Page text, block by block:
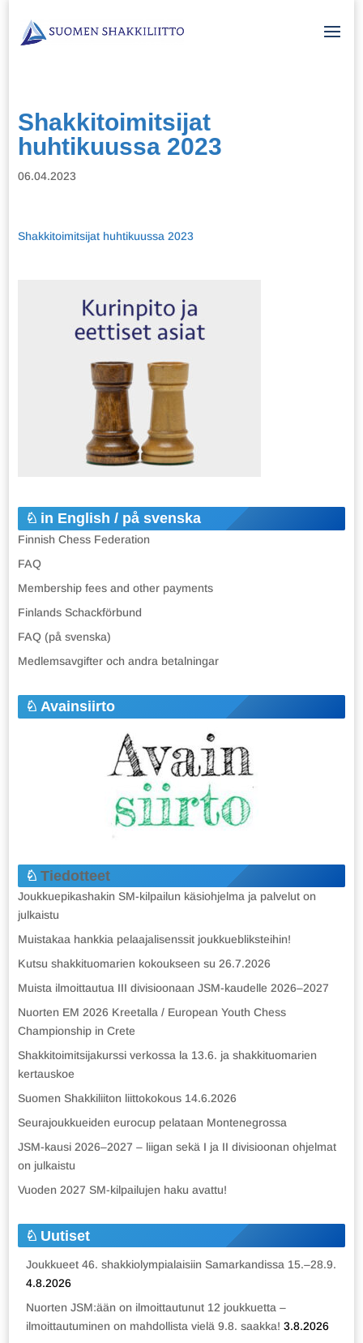
Shakkitoimitsijat
huhtikuussa 2023
06.04.2023
Shakkitoimitsijat huhtikuussa 2023
in English / på svenska
Finnish Chess Federation
FAQ
Membership fees and other payments
Finlands Schackförbund
FAQ (på svenska)
Medlemsavgifter och andra betalningar
Avainsiirto
Tiedotteet
Joukkuepikashakin SM-kilpailun käsiohjelma ja palvelut on
julkaistu
Muistakaa hankkia pelaajalisenssit joukkuebliksteihin!
Kutsu shakkituomarien kokoukseen su 26.7.2026
Muista ilmoittautua III divisioonaan JSM-kaudelle 2026–2027
Nuorten EM 2026 Kreetalla / European Youth Chess
Championship in Crete
Shakkitoimitsijakurssi verkossa la 13.6. ja shakkituomarien
kertauskoe
Suomen Shakkiliiton liittokokous 14.6.2026
Seurajoukkueiden eurocup pelataan Montenegrossa
JSM-kausi 2026–2027 – liigan sekä I ja II divisioonan ohjelmat
on julkaistu
Vuoden 2027 SM-kilpailujen haku avattu!
Uutiset
Joukkueet 46. shakkiolympialaisiin Samarkandissa 15.–28.9.
4.8.2026
Nuorten JSM:ään on ilmoittautunut 12 joukkuetta –
ilmoittautuminen on mahdollista vielä 9.8. saakka! 3.8.2026